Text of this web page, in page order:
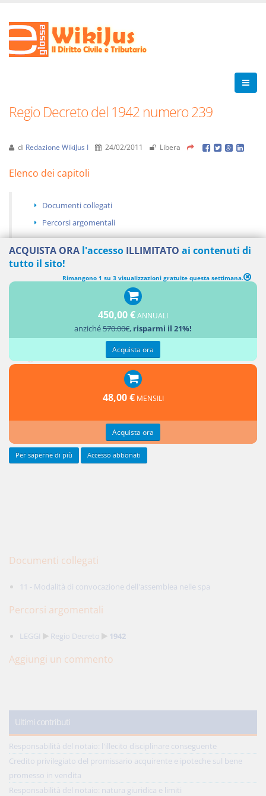
Regio Decreto del 1942 numero 239
di Redazione WikiJus I 24/02/2011 Libera
Elenco dei capitoli
Documenti collegati
Percorsi argomentali
Regio Decreto del 1942 numero 239 art. 1
Regio Decreto del 1942 numero 239 art. 4
Regio Decreto del 1942 numero 239 art. 5
Regio Decreto del 1942 numero 239 art. 9
Regio Decreto del 1942 numero 239 art. 11
Regio Decreto del 1942 numero 239 art. 12
Documenti collegati
11 - Modalità di convocazione dell'assemblea nelle spa
Percorsi argomentali
LEGGI Regio Decreto 1942
Aggiungi un commento
Ultimi contributi
Responsabilità del notaio: l'illecito disciplinare conseguente
Credito privilegiato del promissario acquirente e ipoteche sul bene
promesso in vendita
Responsabilità del notaio: natura giuridica e limiti
ACQUISTA ORA l'accesso ILLIMITATO ai contenuti di
tutto il sito!
Rimangono 1 su 3 visualizzazioni gratuite questa settimana.
450,00 €ANNUALI
anziché570.00€, risparmi il 21%!
Acquista ora
48,00 € MENSILI
Acquista ora
Per saperne di più Accesso abbonati